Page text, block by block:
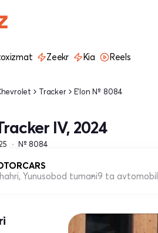
Zeekr Kia Reels
Tracker E'lon № 8084
IV, 2024
№ 8084
Yunusobod tumani9 ta avtomobil